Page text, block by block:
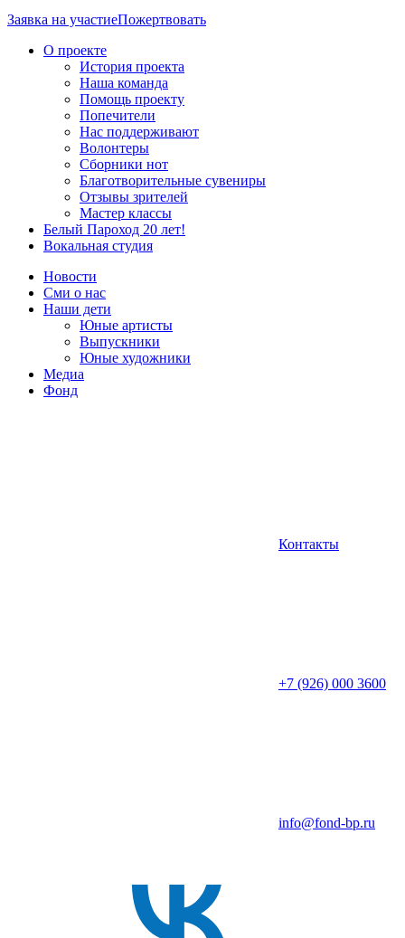
Заявка на участиеПожертвовать
О проекте
История проекта
Наша команда
Помощь проекту
Попечители
Нас поддерживают
Волонтеры
Сборники нот
Благотворительные сувениры
Отзывы зрителей
Мастер классы
Белый Пароход 20 лет!
Вокальная студия
Новости
Сми о нас
Наши дети
Юные артисты
Выпускники
Юные художники
Медиа
Фонд
Контакты
+7 (926) 000 3600
info@fond-bp.ru